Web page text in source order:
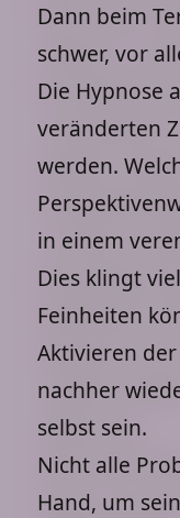
Dann beim
schwer, vor
Die Hypnose
veränderten
werden.
in einem
Dies klingt
Feinheiten
Aktivieren
nachher
selbst sein.
Nicht alle
Hand, um